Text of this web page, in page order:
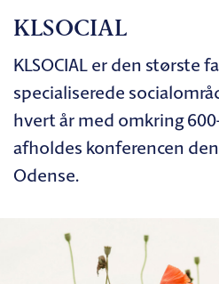
KLSOCIAL
KLSOCIAL er den største
specialiserede
hvert år med omkring
afholdes konferencen
Odense.